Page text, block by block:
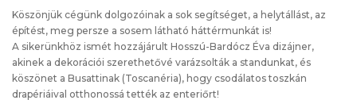
Köszönjük cégünk dolgozóinak a sok segítséget, a helytállást, az
építést, meg persze a sosem látható háttérmunkát is!
A sikerünkhöz ismét hozzájárult Hosszú-Bardócz Éva dizájner,
akinek a dekorációi szerethetővé varázsolták a standunkat, és
köszönet a Busattinak (Toscanéria), hogy csodálatos toszkán
drapériáival otthonossá tették az enteriőrt!